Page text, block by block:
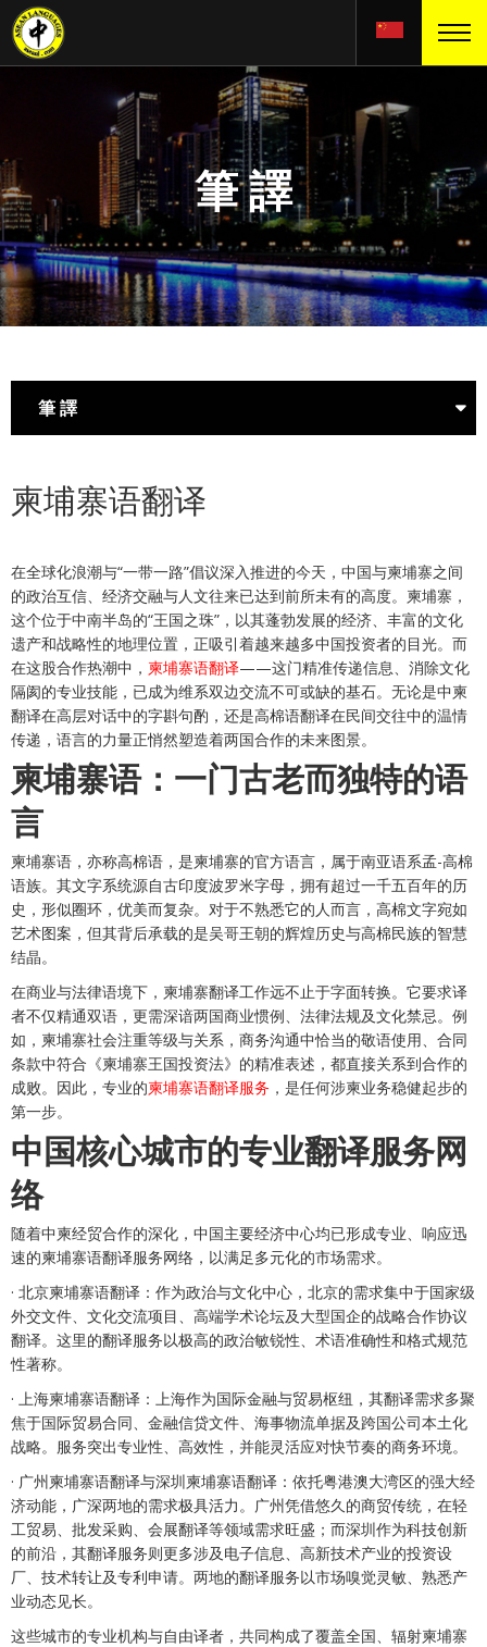
筆 譯
筆 譯
柬埔寨语翻译
在全球化浪潮与“一带一路”倡议深入推进的今天，中国与柬埔寨之间
的政治互信、经济交融与人文往来已达到前所未有的高度。柬埔寨，
这个位于中南半岛的“王国之珠”，以其蓬勃发展的经济、丰富的文化
遗产和战略性的地理位置，正吸引着越来越多中国投资者的目光。而
在这股合作热潮中， 柬埔寨语翻译——这门精准传递信息、消除文化
隔阂的专业技能，已成为维系双边交流不可或缺的基石。无论是中柬
翻译在高层对话中的字斟句酌，还是高棉语翻译在民间交往中的温情
传递，语言的力量正悄然塑造着两国合作的未来图景。
柬埔寨语：一门古老而独特的语
言
柬埔寨语，亦称高棉语，是柬埔寨的官方语言，属于南亚语系孟-高棉
语族。其文字系统源自古印度波罗米字母，拥有超过一千五百年的历
史，形似圈环，优美而复杂。对于不熟悉它的人而言，高棉文字宛如
艺术图案，但其背后承载的是吴哥王朝的辉煌历史与高棉民族的智慧
结晶。
在商业与法律语境下，柬埔寨翻译工作远不止于字面转换。它要求译
者不仅精通双语，更需深谙两国商业惯例、法律法规及文化禁忌。例
如，柬埔寨社会注重等级与关系，商务沟通中恰当的敬语使用、合同
条款中符合《柬埔寨王国投资法》的精准表述，都直接关系到合作的
成败。因此，专业的柬埔寨语翻译服务 ，是任何涉柬业务稳健起步的
第一步。
中国核心城市的专业翻译服务网
络
随着中柬经贸合作的深化，中国主要经济中心均已形成专业、响应迅
速的柬埔寨语翻译服务网络，以满足多元化的市场需求。
· 北京柬埔寨语翻译：作为政治与文化中心，北京的需求集中于国家级
外交文件、文化交流项目、高端学术论坛及大型国企的战略合作协议
翻译。这里的翻译服务以极高的政治敏锐性、术语准确性和格式规范
性著称。
· 上海柬埔寨语翻译：上海作为国际金融与贸易枢纽，其翻译需求多聚
焦于国际贸易合同、金融信贷文件、海事物流单据及跨国公司本土化
战略。服务突出专业性、高效性，并能灵活应对快节奏的商务环境。
· 广州柬埔寨语翻译与深圳柬埔寨语翻译：依托粤港澳大湾区的强大经
济动能，广深两地的需求极具活力。广州凭借悠久的商贸传统，在轻
工贸易、批发采购、会展翻译等领域需求旺盛；而深圳作为科技创新
的前沿，其翻译服务则更多涉及电子信息、高新技术产业的投资设
厂、技术转让及专利申请。两地的翻译服务以市场嗅觉灵敏、熟悉产
业动态见长。
这些城市的专业机构与自由译者，共同构成了覆盖全国、辐射柬埔寨